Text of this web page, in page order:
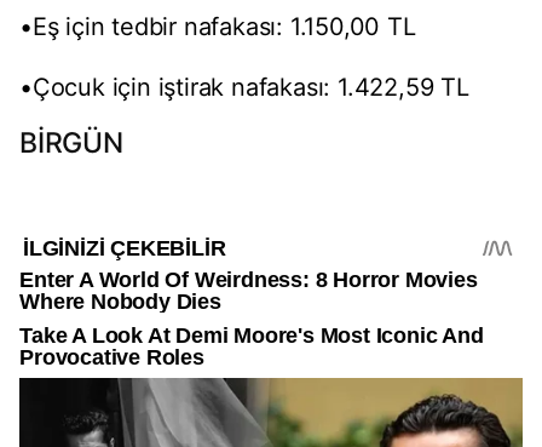
•Eş için tedbir nafakası: 1.150,00 TL
•Çocuk için iştirak nafakası: 1.422,59 TL
BİRGÜN